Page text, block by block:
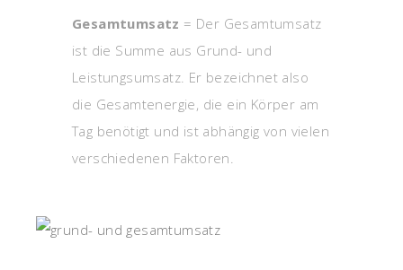
Gesamtumsatz = Der Gesamtumsatz
ist die Summe aus Grund- und
Leistungsumsatz. Er bezeichnet also
die Gesamtenergie, die ein Körper am
Tag benötigt und ist abhängig von vielen
verschiedenen Faktoren.